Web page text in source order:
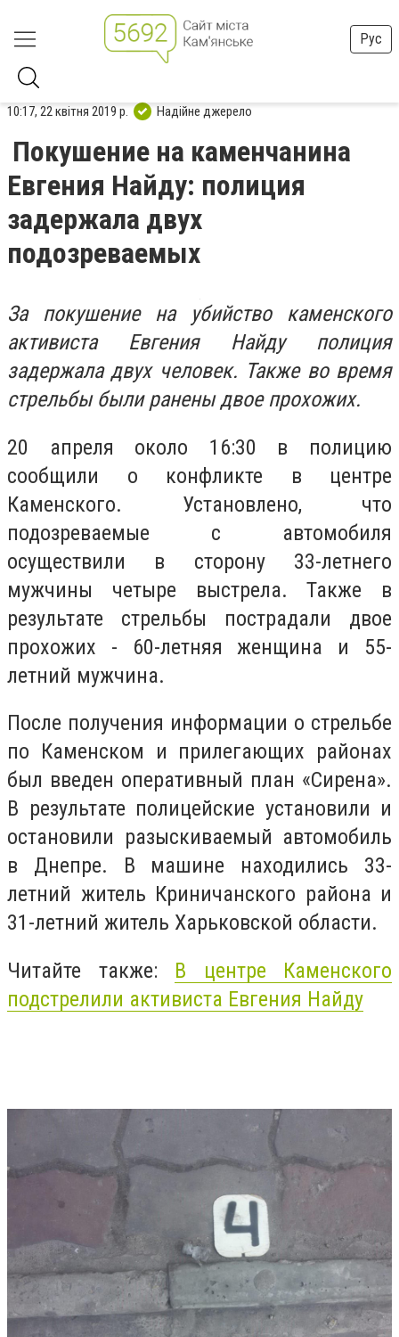
Рус
10:17, 22 квітня 2019 р. Надійне джерело
Покушение на каменчанина
Евгения Найду: полиция
задержала двух
подозреваемых
За покушение на убийство каменского
активиста Евгения Найду полиция
задержала двух человек. Также во время
стрельбы были ранены двое прохожих.
20 апреля около 16:30 в полицию
сообщили о конфликте в центре
Каменского. Установлено, что
подозреваемые с автомобиля
осуществили в сторону 33-летнего
мужчины четыре выстрела. Также в
результате стрельбы пострадали двое
прохожих - 60-летняя женщина и 55-
летний мужчина.
После получения информации о стрельбе
по Каменском и прилегающих районах
был введен оперативный план «Сирена».
В результате полицейские установили и
остановили разыскиваемый автомобиль
в Днепре. В машине находились 33-
летний житель Криничанского района и
31-летний житель Харьковской области.
Читайте также: В центре Каменского
подстрелили активиста Евгения Найду